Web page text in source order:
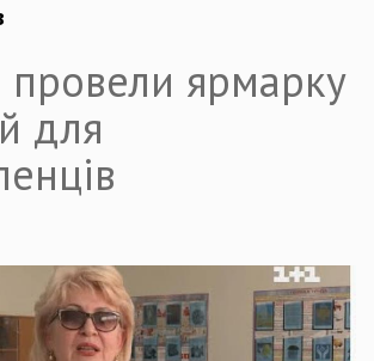
провели ярмарку
для